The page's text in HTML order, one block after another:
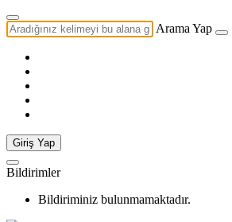
Arama Yap
Giriş Yap
Bildirimler
Bildiriminiz bulunmamaktadır.